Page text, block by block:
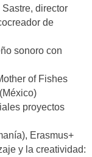
director
de
sonoro con
of Fishes
proyectos
Erasmus+
y la creatividad: